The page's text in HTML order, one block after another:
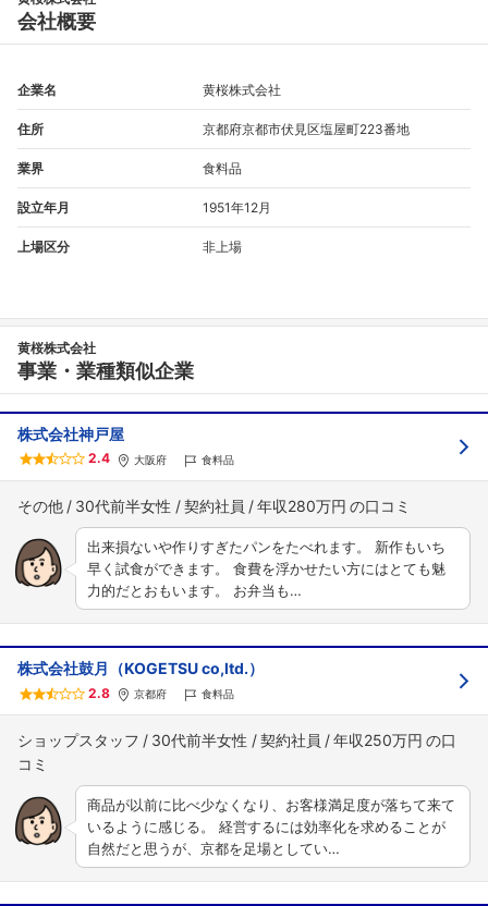
会社概要
企業名 黄桜株式会社
住所 京都府京都市伏見区塩屋町223番地
業界 食料品
設立年月 1951年12月
上場区分 非上場
黄桜株式会社
事業・業種類似企業
株式会社神戸屋
2.4 大阪府 食料品
その他 30代前半女性 契約社員 年収280万円
出来損ないや作りすぎたパンをたべれます。 新作もいち
早く試食ができます。 食費を浮かせたい方にはとても魅
力的だとおもいます。 お弁当も…
株式会社鼓月（KOGETSU co,ltd.）
2.8 京都府 食料品
ショップスタッフ 30代前半女性 契約社員 年収250万円
商品が以前に比べ少なくなり、お客様満足度が落ちて来て
いるように感じる。 経営するには効率化を求めることが
自然だと思うが、京都を足場としてい…